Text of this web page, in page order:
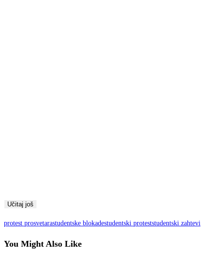
Učitaj još
protest prosvetarastudentske blokadestudentski proteststudentski zahtevi
You Might Also Like